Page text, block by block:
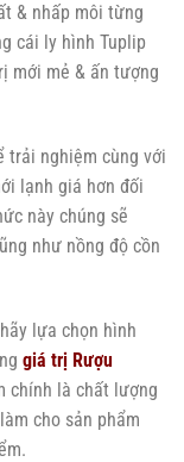
& nhấp môi từng
cái ly hình Tuplip
mới mẻ & ấn tượng
trải nghiệm cùng với
lạnh giá hơn đối
này chúng sẽ
như nồng độ cồn
lựa chọn hình
giá trị Rượu
chính là chất lượng
cho sản phẩm